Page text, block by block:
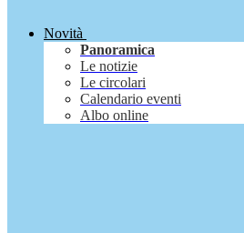
Novità
Panoramica
Le notizie
Le circolari
Calendario eventi
Albo online